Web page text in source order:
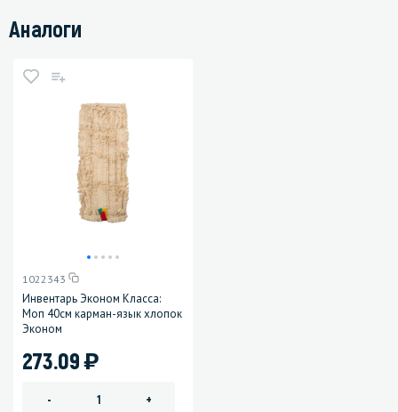
Аналоги
1022343
Инвентарь Эконом Класса:
Моп 40см карман-язык хлопок
Эконом
273.09)
- +